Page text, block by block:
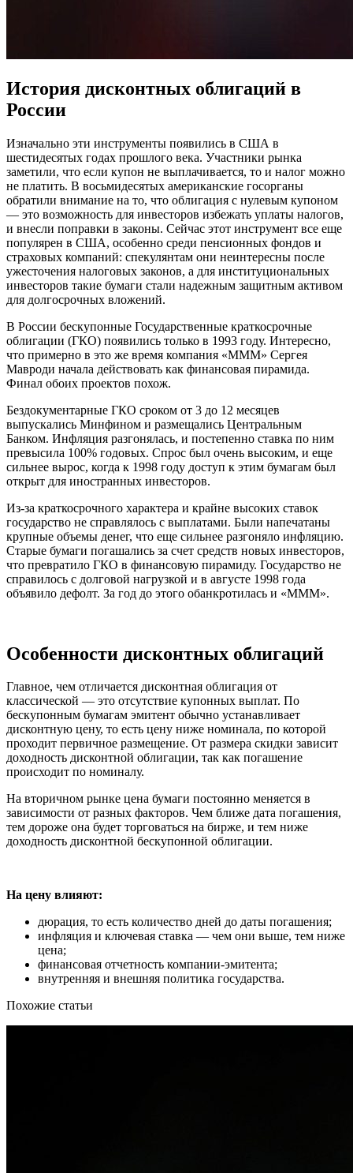
История дисконтных облигаций в
России
Изначально эти инструменты появились в США в
шестидесятых годах прошлого века. Участники рынка
заметили, что если купон не выплачивается, то и налог можно
не платить. В восьмидесятых американские госорганы
обратили внимание на то, что облигация с нулевым купоном
— это возможность для инвесторов избежать уплаты налогов,
и внесли поправки в законы. Сейчас этот инструмент все еще
популярен в США, особенно среди пенсионных фондов и
страховых компаний: спекулянтам они неинтересны после
ужесточения налоговых законов, а для институциональных
инвесторов такие бумаги стали надежным защитным активом
для долгосрочных вложений.
В России бескупонные Государственные краткосрочные
облигации (ГКО) появились только в 1993 году. Интересно,
что примерно в это же время компания «МММ» Сергея
Мавроди начала действовать как финансовая пирамида.
Финал обоих проектов похож.
Бездокументарные ГКО сроком от 3 до 12 месяцев
выпускались Минфином и размещались Центральным
Банком. Инфляция разгонялась, и постепенно ставка по ним
превысила 100% годовых. Спрос был очень высоким, и еще
сильнее вырос, когда к 1998 году доступ к этим бумагам был
открыт для иностранных инвесторов.
Из-за краткосрочного характера и крайне высоких ставок
государство не справлялось с выплатами. Были напечатаны
крупные объемы денег, что еще сильнее разгоняло инфляцию.
Старые бумаги погашались за счет средств новых инвесторов,
что превратило ГКО в финансовую пирамиду. Государство не
справилось с долговой нагрузкой и в августе 1998 года
объявило дефолт. За год до этого обанкротилась и «МММ».
Особенности дисконтных облигаций
Главное, чем отличается дисконтная облигация от
классической — это отсутствие купонных выплат. По
бескупонным бумагам эмитент обычно устанавливает
дисконтную цену, то есть цену ниже номинала, по которой
проходит первичное размещение. От размера скидки зависит
доходность дисконтной облигации, так как погашение
происходит по номиналу.
На вторичном рынке цена бумаги постоянно меняется в
зависимости от разных факторов. Чем ближе дата погашения,
тем дороже она будет торговаться на бирже, и тем ниже
доходность дисконтной бескупонной облигации.
На цену влияют:
дюрация, то есть количество дней до даты погашения;
инфляция и ключевая ставка — чем они выше, тем ниже
цена;
финансовая отчетность компании-эмитента;
внутренняя и внешняя политика государства.
Похожие статьи